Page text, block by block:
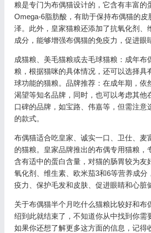
粮是专门为布偶猫设计的，它含有丰富的
Omega-6脂肪酸，有助于保持布偶猫的皮
泽。此外，皇家猫粮还添加了抗氧化剂、
成分，能够增强布偶猫的免疫力，促进眼
成猫粮、美毛猫粮或去毛球猫粮：成年布
粮，根据猫咪的具体情况，还可以选择具
球功能的猫粮。品牌推荐：在成年期，依
渴望等知名品牌，同时，也可以考虑其他
口碑的品牌，如宝路、伟嘉等，但需注意
的款式。
布偶猫适合吃皇家、诚实一口、卫仕、麦
的猫粮。皇家品牌推出的布偶专用猫粮，
含有适中的蛋白含量，对猫的肠胃较为友
氧化剂、维生素、欧米茄3和6等营养成分
疫力、保护毛发和皮肤、促进眼睛和心脏
关于布偶猫半个月吃什么猫粮比较好和布
绍到此就结束了，不知道你从中找到你需
如果你还想了解更多这方面的信息，记得